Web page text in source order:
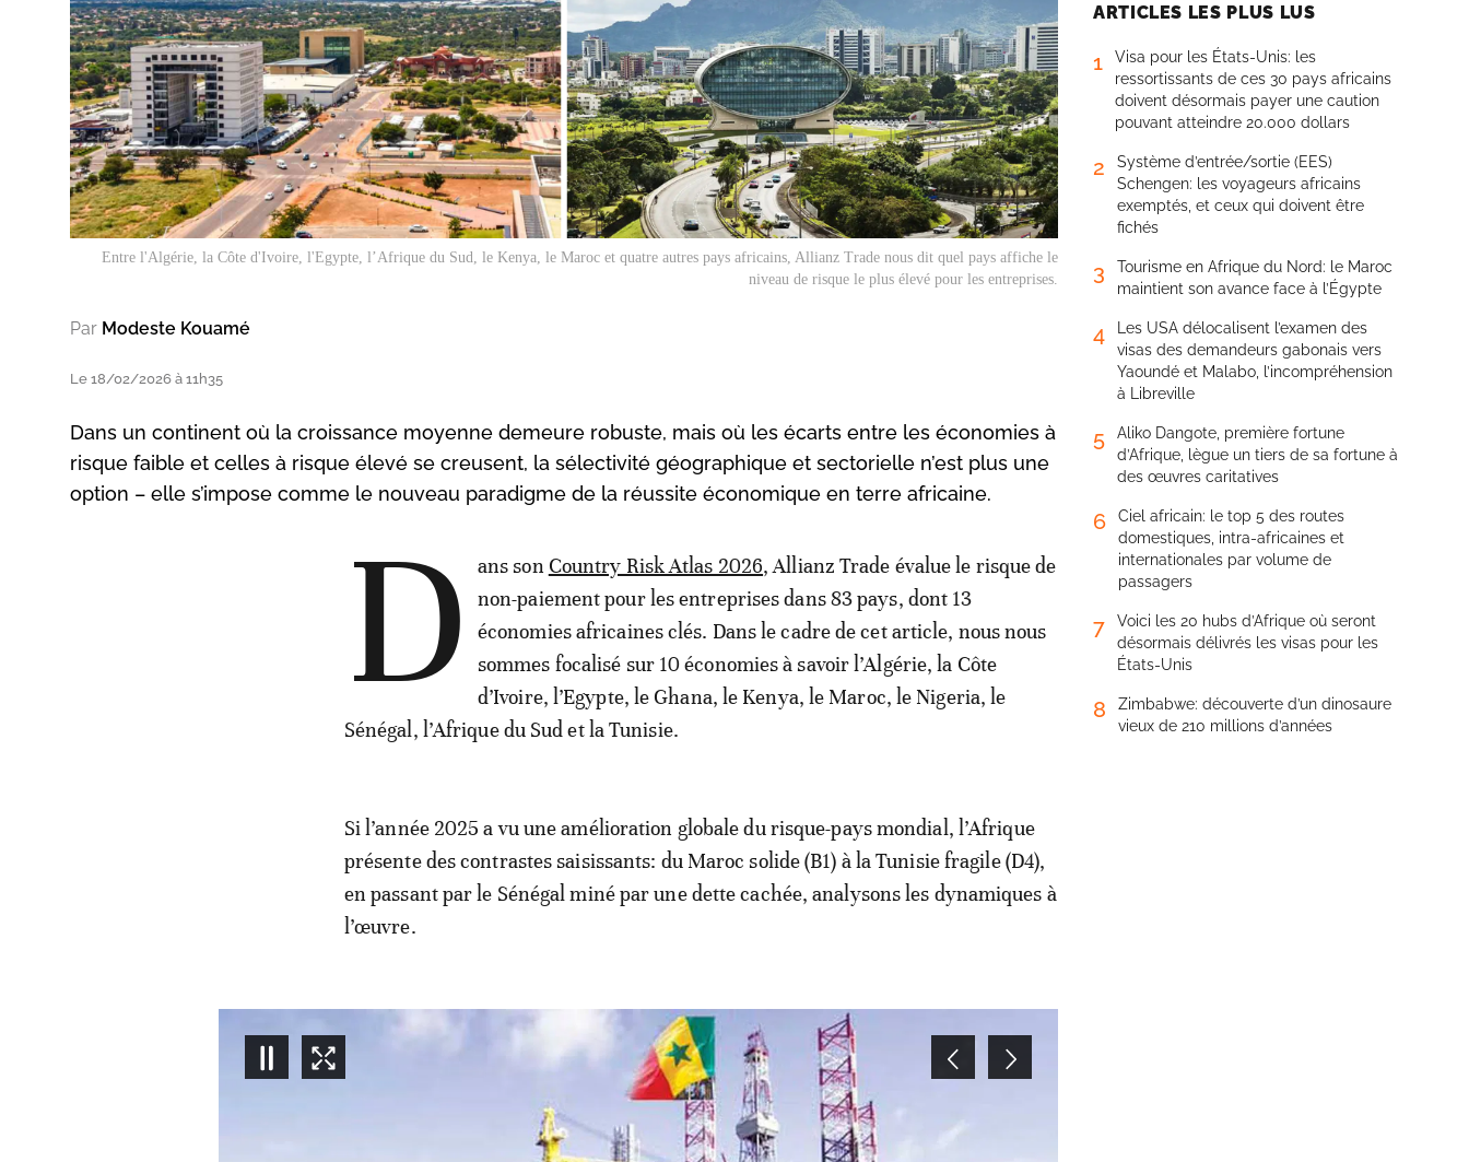
Entre l'Algérie, la Côte d'Ivoire, l'Egypte, l’Afrique du Sud, le Kenya, le Maroc et quatre autres pays africains, Allianz Trade nous dit quel pays affiche le
niveau de risque le plus élevé pour les entreprises.
Par Modeste Kouamé
Le 18/02/2026 à 11h35
Dans un continent où la croissance moyenne demeure robuste, mais où les écarts entre les économies à
risque faible et celles à risque élevé se creusent, la sélectivité géographique et sectorielle n’est plus une
option – elle s’impose comme le nouveau paradigme de la réussite économique en terre africaine.
D ans son Country Risk Atlas 2026, Allianz Trade évalue le risque de
non-paiement pour les entreprises dans 83 pays, dont 13
économies africaines clés. Dans le cadre de cet article, nous nous
sommes focalisé sur 10 économies à savoir l’Algérie, la Côte
d’Ivoire, l’Egypte, le Ghana, le Kenya, le Maroc, le Nigeria, le
Sénégal, l’Afrique du Sud et la Tunisie.
Si l’année 2025 a vu une amélioration globale du risque-pays mondial, l’Afrique
présente des contrastes saisissants: du Maroc solide (B1) à la Tunisie fragile (D4),
en passant par le Sénégal miné par une dette cachée, analysons les dynamiques à
l’œuvre.
ARTICLES LES PLUS LUS
1
Visa pour les États-Unis: les
ressortissants de ces 30 pays africains
doivent désormais payer une caution
pouvant atteindre 20.000 dollars
2
Système d’entrée/sortie (EES)
Schengen: les voyageurs africains
exemptés, et ceux qui doivent être
fichés
3
Tourisme en Afrique du Nord: le Maroc
maintient son avance face à l’Égypte
4
Les USA délocalisent l’examen des
visas des demandeurs gabonais vers
Yaoundé et Malabo, l’incompréhension
à Libreville
5
Aliko Dangote, première fortune
d’Afrique, lègue un tiers de sa fortune à
des œuvres caritatives
6
Ciel africain: le top 5 des routes
domestiques, intra-africaines et
internationales par volume de
passagers
7
Voici les 20 hubs d’Afrique où seront
désormais délivrés les visas pour les
États-Unis
8
Zimbabwe: découverte d’un dinosaure
vieux de 210 millions d’années